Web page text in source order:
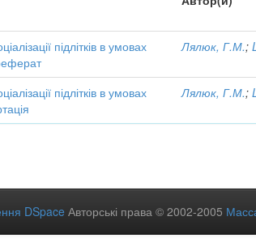
підлітків в умовах
Лялюк, Г.М.;
підлітків в умовах
Лялюк, Г.М.;
DSpace Авторські права © 2002-2005